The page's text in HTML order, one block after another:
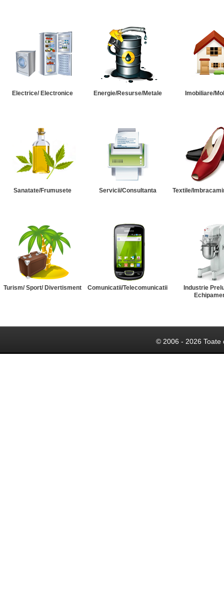
Electrice/ Electronice Energie/Resurse/Metale Imobiliare/
Sanatate/Frumusete Servicii/Consultanta Textile/
Turism/ Sport/ Divertisment Comunicatii/Telecomunicatii
Industrie
© 2006 - 2026